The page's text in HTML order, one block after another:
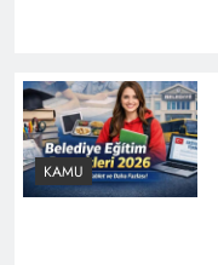
KAMU